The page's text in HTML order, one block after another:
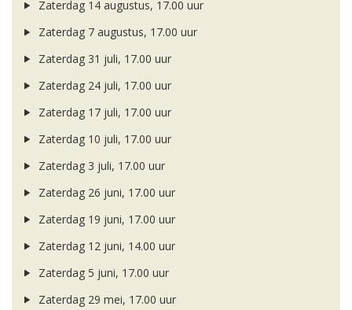
Zaterdag 14 augustus, 17.00 uur
Zaterdag 7 augustus, 17.00 uur
Zaterdag 31 juli, 17.00 uur
Zaterdag 24 juli, 17.00 uur
Zaterdag 17 juli, 17.00 uur
Zaterdag 10 juli, 17.00 uur
Zaterdag 3 juli, 17.00 uur
Zaterdag 26 juni, 17.00 uur
Zaterdag 19 juni, 17.00 uur
Zaterdag 12 juni, 14.00 uur
Zaterdag 5 juni, 17.00 uur
Zaterdag 29 mei, 17.00 uur